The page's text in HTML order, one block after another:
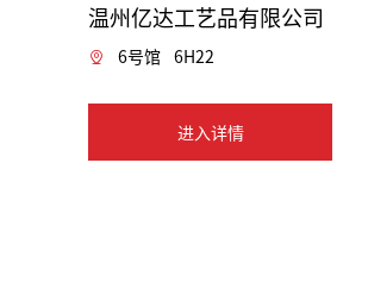
温州亿达工艺品有限公司
6号馆 6H22
进入详情